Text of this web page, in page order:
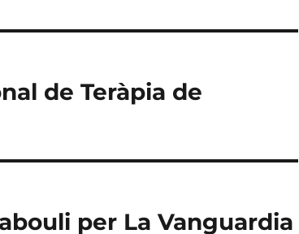
de Teràpia de
per La Vanguardia